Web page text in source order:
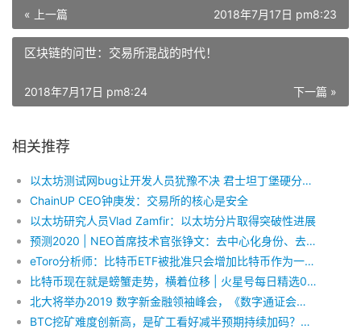
« 上一篇 2018年7月17日 pm8:23
区块链的问世：交易所混战的时代！
下一篇 »
2018年7月17日 pm8:24
相关推荐
以太坊测试网bug让开发人员犹豫不决 君士坦丁堡硬分叉或推迟至明年二月
ChainUP CEO钟庚发：交易所的核心是安全
以太坊研究人员Vlad Zamfir：以太坊分片取得突破性进展
预测2020 | NEO首席技术官张铮文：去中心化身份、去中心化存储、数据主权回归用户将是2020年技术热点
eToro分析师：比特币ETF被批准只会增加比特币作为一种投资工具的价值
比特币现在就是螃蟹走势，横着位移 | 火星号每日精选0104
北大将举办2019 数字新金融领袖峰会，《数字通证会计准则》引关注
BTC挖矿难度创新高，是矿工看好减半预期持续加码？还是骑虎难下？